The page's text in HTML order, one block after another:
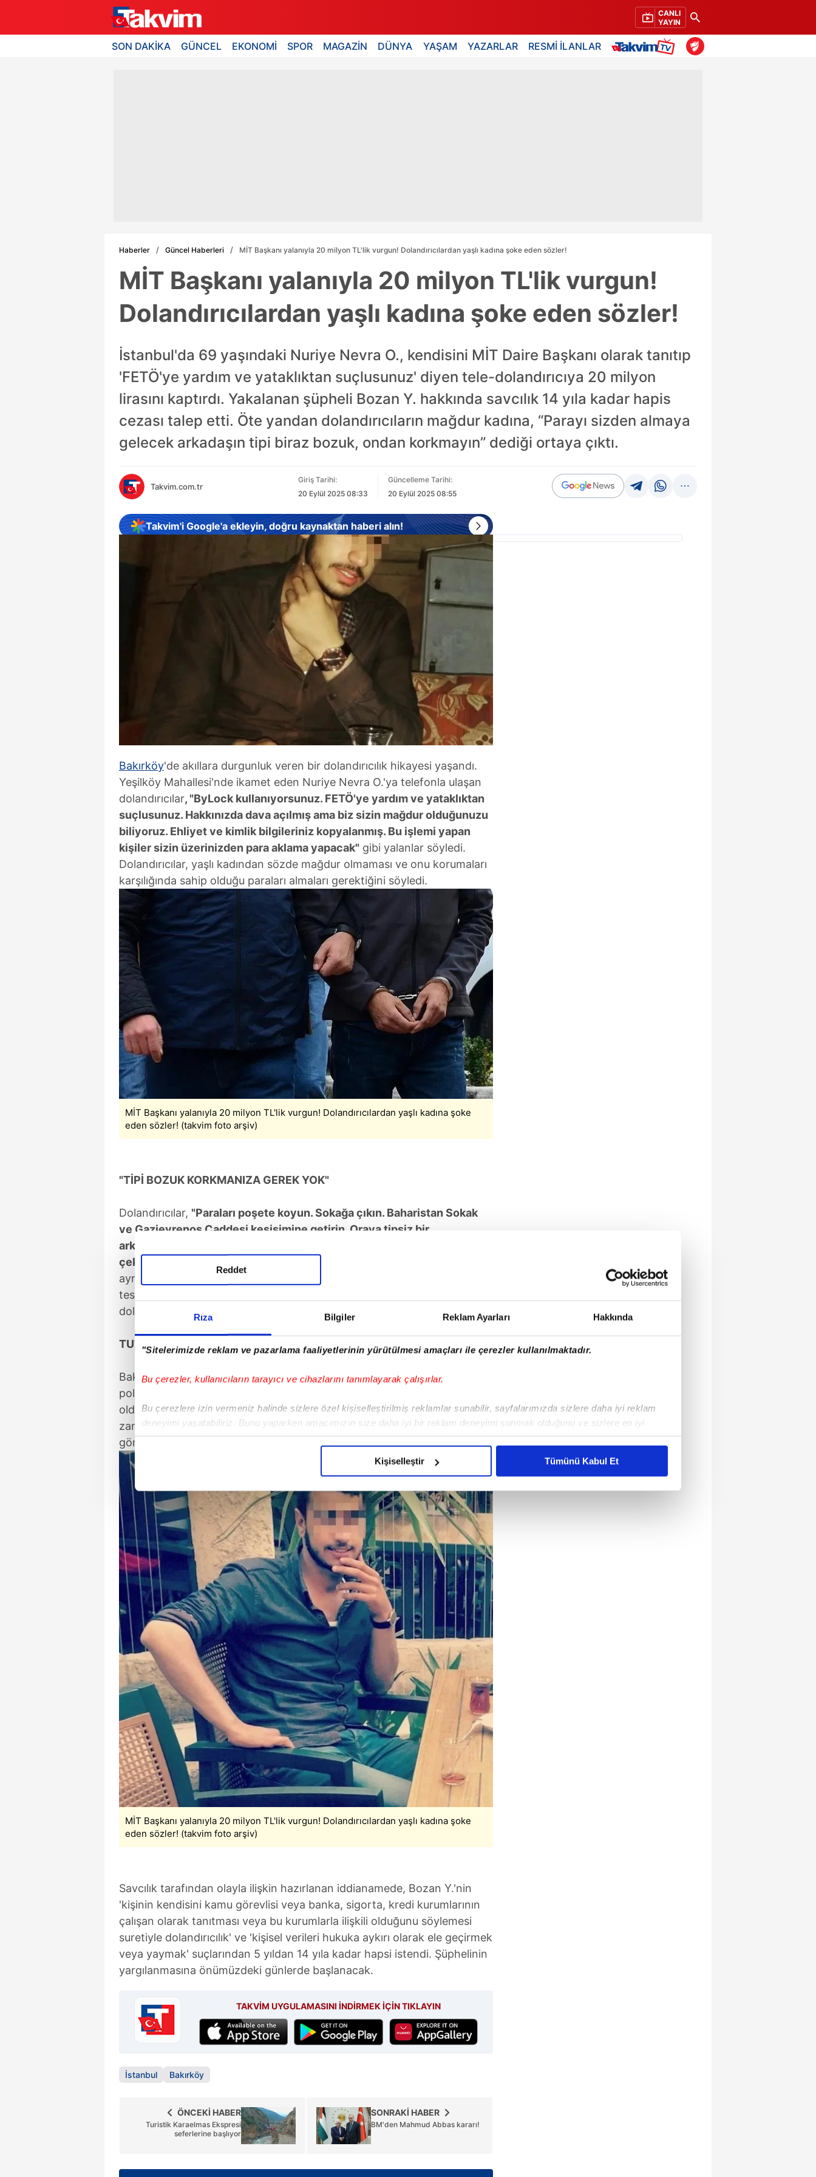
Rıza Bilgiler Reklam Ayarları Hakkında
"Sitelerimizde reklam ve pazarlama faaliyetlerinin yürütülmesi amaçları ile çerezler kullanılmaktadır.
Bu çerezler, kullanıcıların tarayıcı ve cihazlarını tanımlayarak çalışırlar.
Bu çerezlere izin vermeniz halinde sizlere özel kişiselleştirilmiş reklamlar sunabilir, sayfalarımızda sizlere daha iyi reklam
deneyimi yaşatabiliriz. Bunu yaparken amacımızın size daha iyi bir reklam deneyimi sunmak olduğunu ve sizlere en iyi
içerikleri sunabilmek adına elimizden gelen çabayı gösterdiğimizi ve bu noktada, reklamların maliyetlerimizi karşılamak
Sizlere daha iyi bir hizmet sunabilmek için İnternet Sitemizde kendimize ve üçüncü kişilere ait çerezler kullanılmaktadır. Bu
çerezler vasıtasıyla çeşitli kişisel verileriniz işlenmekte olup gerekli olan çerezler bilgi toplumu hizmetlerinin sunulması
amacıyla kullanılmaktadır. Diğer çerezler, sitemizin daha işlevsel kılınması ve kişiselleştirilmesi ve sizlere yönelik
reklam/pazarlama faaliyetlerinin yapılması, amaçlarıyla sınırlı olarak açık rızanız dahilinde kullanılacaktır.
Çerezlere ilişkin tercihlerinizi aşağıda yer alan panel vasıtasıyla belirleyebilirsiniz. Çerezlere ilişkin detaylı bilgi için Ayarlar
butonuna tıklayabilir,Çerez Bilgilendirme Metnimiziziyaret edebilirsiniz.
6698 sayılı Kişisel Verilerin Korunması Kanunu uyarınca hazırlanmış Aydınlatma Metnimizi okumak ve sitemizde ilgili
mevzuata uygun olarak kullanılan çerezlerle ilgili bilgi almak için lütfentıklayınız.
Reddet
Kişiselleştir Tümünü Kabul Et
CANLI
YAYIN
SON DAKİKA GÜNCEL EKONOMİ SPOR MAGAZİN DÜNYA YAŞAM YAZARLAR RESMİ İLANLAR
Haberler Güncel Haberleri MİT Başkanı yalanıyla 20 milyon TL'lik vurgun! Dolandırıcılardan yaşlı kadına şoke eden sözler!
MİT Başkanı yalanıyla 20 milyon TL'lik vurgun!
Dolandırıcılardan yaşlı kadına şoke eden sözler!
İstanbul'da 69 yaşındaki Nuriye Nevra O., kendisini MİT Daire Başkanı olarak tanıtıp
'FETÖ'ye yardım ve yataklıktan suçlusunuz' diyen tele-dolandırıcıya 20 milyon
lirasını kaptırdı. Yakalanan şüpheli Bozan Y. hakkında savcılık 14 yıla kadar hapis
cezası talep etti. Öte yandan dolandırıcıların mağdur kadına, “Parayı sizden almaya
gelecek arkadaşın tipi biraz bozuk, ondan korkmayın” dediği ortaya çıktı.
Takvim.com.tr
Giriş Tarihi:
20 Eylül 2025 08:33
Güncelleme Tarihi:
20 Eylül 2025 08:55
Takvim'i Google'a ekleyin, doğru kaynaktan haberi alın!
Bakırköy'de akıllara durgunluk veren bir dolandırıcılık hikayesi yaşandı.
Yeşilköy Mahallesi'nde ikamet eden Nuriye Nevra O.'ya telefonla ulaşan
dolandırıcılar, "ByLock kullanıyorsunuz. FETÖ'ye yardım ve yataklıktan
suçlusunuz. Hakkınızda dava açılmış ama biz sizin mağdur olduğunuzu
biliyoruz. Ehliyet ve kimlik bilgileriniz kopyalanmış. Bu işlemi yapan
kişiler sizin üzerinizden para aklama yapacak" gibi yalanlar söyledi.
Dolandırıcılar, yaşlı kadından sözde mağdur olmaması ve onu korumaları
karşılığında sahip olduğu paraları almaları gerektiğini söyledi.
MİT Başkanı yalanıyla 20 milyon TL'lik vurgun! Dolandırıcılardan yaşlı kadına şoke
eden sözler! (takvim foto arşiv)
"TİPİ BOZUK KORKMANIZA GEREK YOK"
Dolandırıcılar, "Paraları poşete koyun. Sokağa çıkın. Baharistan Sokak
ve Gazievrenos Caddesi kesişimine getirin. Oraya tipsiz bir
arkadaşımız gelecek. Arkadaşın tipi biraz bozuk. Korkmanıza
çekinmenize gerek yok."
ayrı günde buluştuğu şüphelilere yaklaşık 20 milyon TL parayı elden
teslim etti. Bir süre sonra dolandırıldığını anlayan talihsiz kadın
dolandırıcılardan şikayetçi oldu ve haklarında suç duyurusunda bulundu.
TUTUKLANDI
Bakırköy Cumhuriyet Başsavcılığınca başlatılan soruşturma kapsamında
polis ekipleri onlarca kamerayı titizlikle inceledi ve şüphelinin Bozan Y.
olduğunu belirledi. Bozan Y.'yi buluşma noktasına götüren taksici de
zanlıyı teşhis etti. Gözaltına alınan Bozan Y. tutuklanarak cezaevine
gönderildi.
MİT Başkanı yalanıyla 20 milyon TL'lik vurgun! Dolandırıcılardan yaşlı kadına şoke
eden sözler! (takvim foto arşiv)
Savcılık tarafından olayla ilişkin hazırlanan iddianamede, Bozan Y.'nin
'kişinin kendisini kamu görevlisi veya banka, sigorta, kredi kurumlarının
çalışan olarak tanıtması veya bu kurumlarla ilişkili olduğunu söylemesi
suretiyle dolandırıcılık' ve 'kişisel verileri hukuka aykırı olarak ele geçirmek
veya yaymak' suçlarından 5 yıldan 14 yıla kadar hapsi istendi. Şüphelinin
yargılanmasına önümüzdeki günlerde başlanacak.
TAKVİM UYGULAMASINI İNDİRMEK İÇİN TIKLAYIN
İstanbul Bakırköy
SONRAKİ HABER
BM'den Mahmud Abbas kararı!
ÖNCEKİ HABER
Turistik Karaelmas Ekspresi
seferlerine başlıyor